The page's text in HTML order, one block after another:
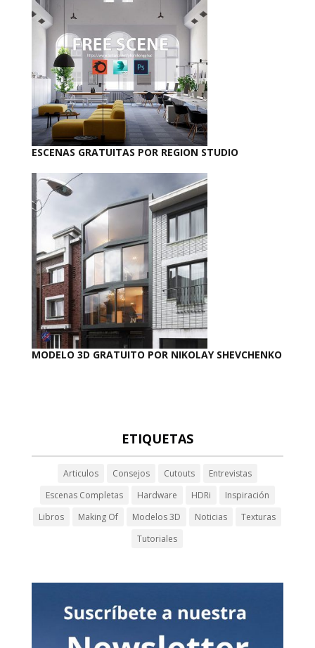
ESCENAS GRATUITAS POR REGION STUDIO
MODELO 3D GRATUITO POR NIKOLAY SHEVCHENKO
ETIQUETAS
Articulos Consejos Cutouts
Entrevistas
Escenas Completas
Hardware HDRi
Inspiración
Libros
Making Of Modelos 3D Noticias
Texturas
Tutoriales